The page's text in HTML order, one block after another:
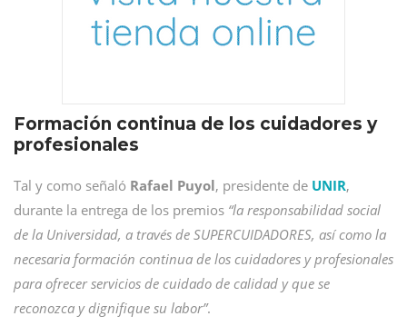
Formación continua de los cuidadores y
profesionales
Tal y como señaló Rafael Puyol, presidente de UNIR,
durante la entrega de los premios “la responsabilidad social
de la Universidad, a través de SUPERCUIDADORES, así como la
necesaria formación continua de los cuidadores y profesionales
para ofrecer servicios de cuidado de calidad y que se
reconozca y dignifique su labor”.